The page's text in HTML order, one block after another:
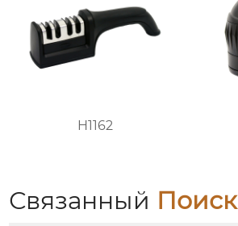
H1162
Связанный Поиск